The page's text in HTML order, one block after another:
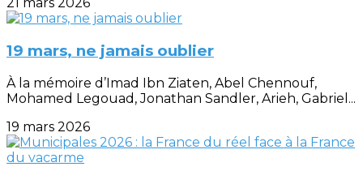
21 mars 2026
19 mars, ne jamais oublier
À la mémoire d’Imad Ibn Ziaten, Abel Chennouf,
Mohamed Legouad, Jonathan Sandler, Arieh, Gabriel...
19 mars 2026